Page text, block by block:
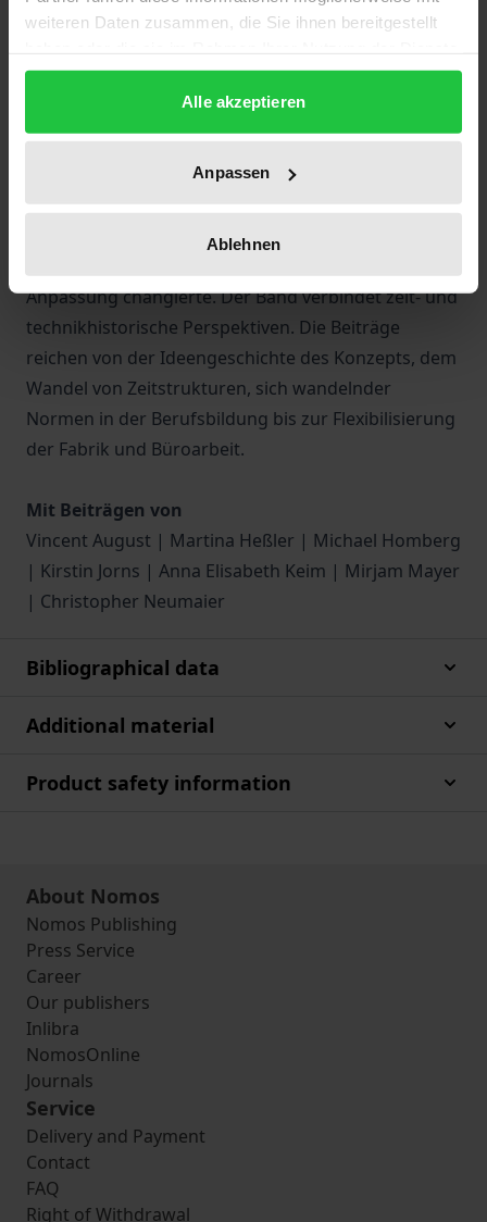
weiteren Daten zusammen, die Sie ihnen bereitgestellt
gesammelt haben.
Alle akzeptieren
Anpassen
Ablehnen
ein Zauberwort. Die Rede war von einem
Geschichte der Flexibilisierung der Arbeitswelt seit
der zweiten Hälfte des 20. Jahrhunderts. Die
Beiträge stellen die Ambivalenzen des Konzepts
heraus, das zwischen Hoffnungen auf Emanzipation
und einer Befreiung von starren Ordnungen und
Anpassung changierte. Der Band verbindet zeit- und
technikhistorische Perspektiven. Die Beiträge
reichen von der Ideengeschichte des Konzepts, dem
Wandel von Zeitstrukturen, sich wandelnder
Normen in der Berufsbildung bis zur Flexibilisierung
der Fabrik und Büroarbeit.
Mit Beiträgen von
Vincent August | Martina Heßler | Michael Homberg
| Kirstin Jorns | Anna Elisabeth Keim | Mirjam Mayer
| Christopher Neumaier
Bibliographical data
Additional material
Product safety information
About Nomos
Nomos Publishing
Press Service
Career
Our publishers
Inlibra
NomosOnline
Journals
Service
Delivery and Payment
Contact
FAQ
Right of Withdrawal